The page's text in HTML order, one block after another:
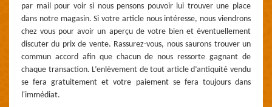
par mail pour voir si nous pensons pouvoir lui trouver une place
dans notre magasin. Si votre article nous intéresse, nous viendrons
chez vous pour avoir un aperçu de votre bien et éventuellement
discuter du prix de vente. Rassurez-vous, nous saurons trouver un
commun accord afin que chacun de nous ressorte gagnant de
chaque transaction. L’enlèvement de tout article d’antiquité vendu
se fera gratuitement et votre paiement se fera toujours dans
l'immédiat.